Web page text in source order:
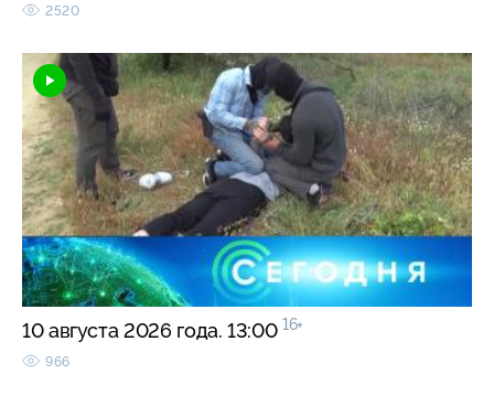
2520
10 августа 2026 года. 13:00 16+
966